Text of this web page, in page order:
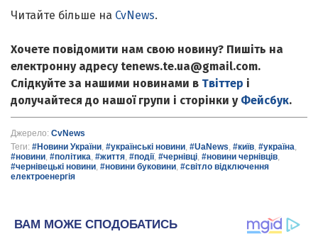
Читайте більше на CvNews.
Хочете повідомити нам свою новину? Пишіть на
електронну адресу tenews.te.ua@gmail.com.
Слідкуйте за нашими новинами в Твіттер і
долучайтеся до нашої групи і сторінки у Фейсбук.
Джерело: CvNews
Теги: #Новини України, #українські новини, #UaNews, #київ, #україна,
#новини, #політика, #життя, #події, #чернівці, #новини чернівців,
#чернівецькі новини, #новини буковини, #світло відключення
електроенергія